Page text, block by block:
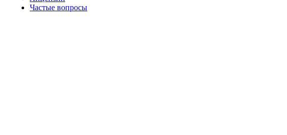
Частые вопросы